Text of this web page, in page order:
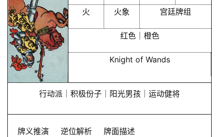
火 火象 宫廷牌组
红色｜橙色
Knight of Wands
行动派｜积极份子｜阳光男孩｜运动健将
牌义推演 逆位解析 牌面描述